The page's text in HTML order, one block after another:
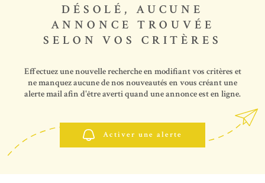
CONTACT
DÉSOLÉ, AUCUNE
ANNONCE TROUVÉE
SELON VOS CRITÈRES
Effectuez une nouvelle recherche en modifiant vos critères et
ne manquez aucune de nos nouveautés en vous créant une
alerte mail afin d'être averti quand une annonce est en ligne.
Activer une alerte